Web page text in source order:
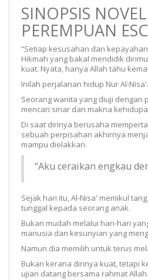
SINOPSIS NOVEL
PEREMPUAN ESC
“Setiap kesusahan dan
Hikmah yang bakal mendidik
kuat. Nyata, hanya Allah tahu
Inilah perjalanan hidup Nur Al-Nisa'.
Seorang wanita yang diuji dengan
mencari sinar dan makna
Di saat dirinya berusaha
sebuah perpisahan akhirnya
mampu dielakkan.
“Aku ceraikan engkau
Sejak hari itu, Al-Nisa' memikul
tunggal kepada seorang anak.
Bukan mudah melalui hari-hari
manusia dan kesunyian yang
Namun dia memilih untuk terus
Bukan kerana dirinya kuat, tetapi
ujian datang bersama rahmat Allah.